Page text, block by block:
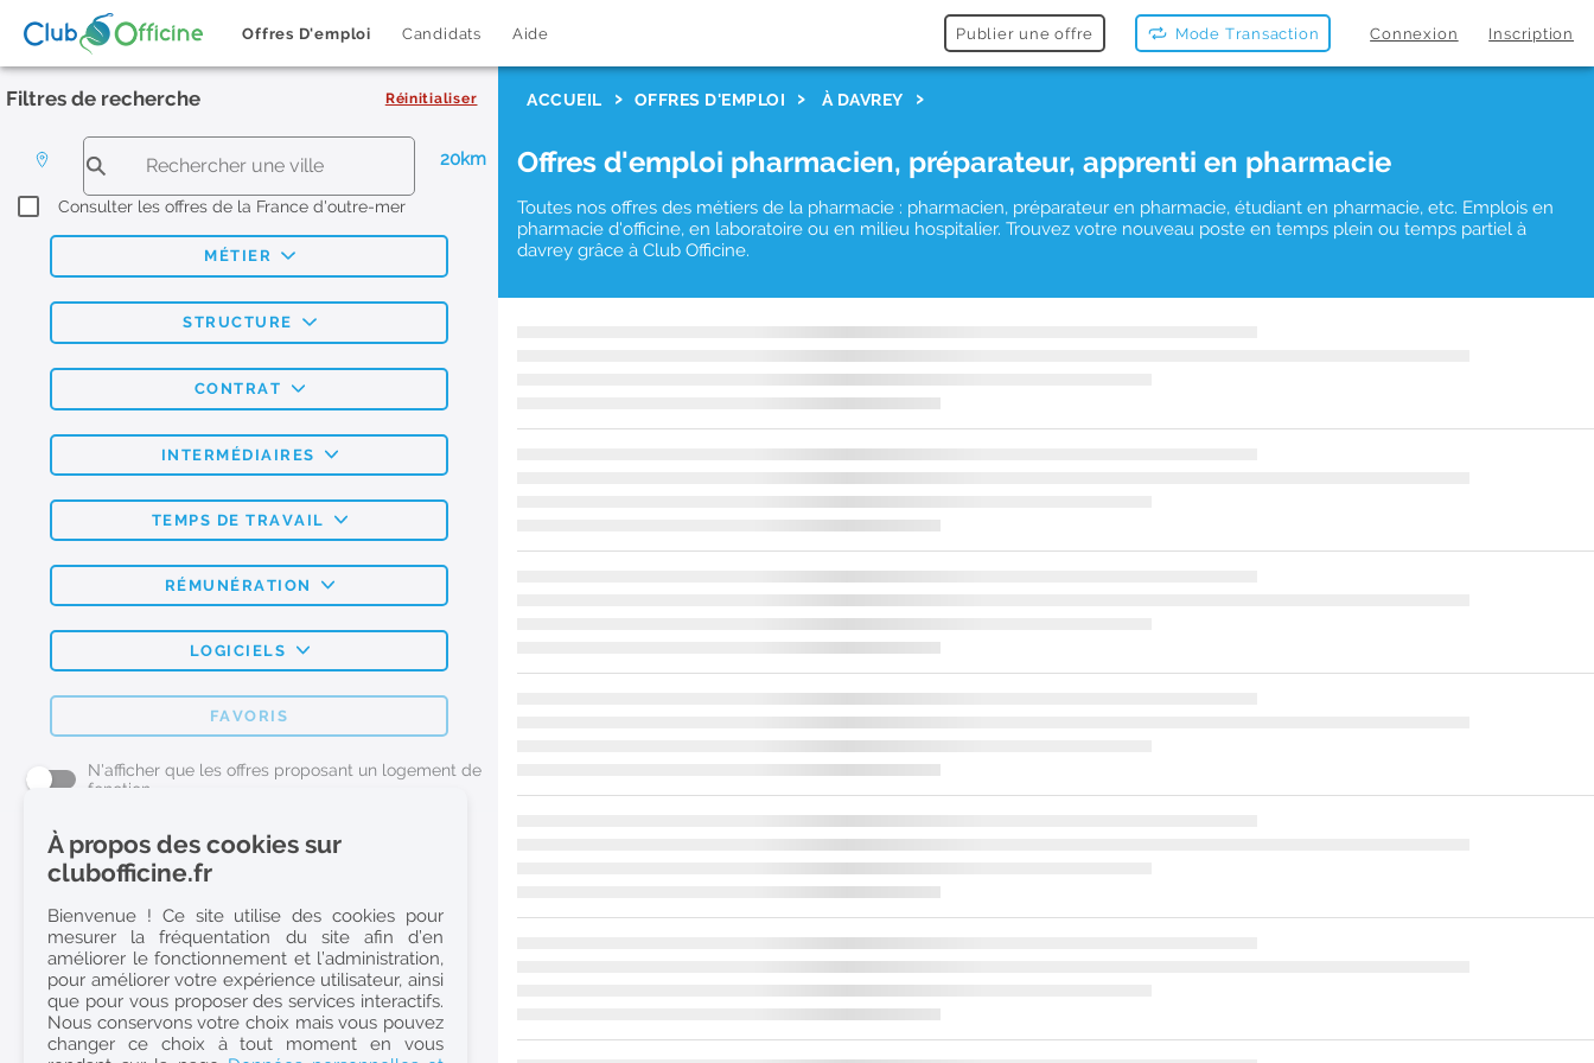
Offres D'emploi Candidats Aide Publier une offre Mode Transaction Connexion Inscription
Filtres de recherche Réinitialiser
20km
Consulter les offres de la France d'outre-mer
MÉTIER
STRUCTURE
CONTRAT
INTERMÉDIAIRES
TEMPS DE TRAVAIL
RÉMUNÉRATION
LOGICIELS
FAVORIS
N'afficher que les offres proposant un logement de
fonction
L'emploi Pharmacie par métier
Pharmacien (H/F)
Préparateur en Pharmacie (H/F)
Etudiant en Pharmacie (H/F)
Etudiant en Pharmacie 6e année validée (H/F)
Conseiller Dermo Cosmetique - Esthéticienne (H/F)
ACCUEIL OFFRES D'EMPLOI À DAVREY
Offres d'emploi pharmacien, préparateur, apprenti en pharmacie
Toutes nos offres des métiers de la pharmacie : pharmacien, préparateur en pharmacie, étudiant en pharmacie, etc. Emplois en
pharmacie d'officine, en laboratoire ou en milieu hospitalier. Trouvez votre nouveau poste en temps plein ou temps partiel à
davrey grâce à Club Officine.
À propos des cookies sur
clubofficine.fr
Bienvenue ! Ce site utilise des cookies pour
mesurer la fréquentation du site afin d’en
améliorer le fonctionnement et l’administration,
pour améliorer votre expérience utilisateur, ainsi
que pour vous proposer des services interactifs.
Nous conservons votre choix mais vous pouvez
changer ce choix à tout moment en vous